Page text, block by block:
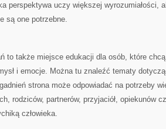
perspektywa uczy większej wyrozumiałości,
są one potrzebne.
to także miejsce edukacji dla osób, które
i emocje. Można tu znaleźć tematy
strona może odpowiadać na potrzeby
rodziców, partnerów, przyjaciół, opiekunów
człowieka.